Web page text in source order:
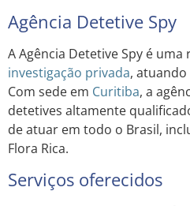
Agência Detetive Spy
A Agência Detetive Spy é
investigação privada,
Com sede em Curitiba, a
detetives altamente
de atuar em todo o Brasil,
Flora Rica.
Serviços oferecidos